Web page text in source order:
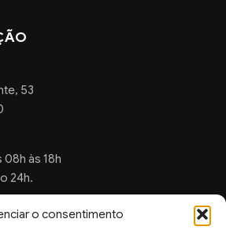
o consentimento
53
08h às 18h
24h.